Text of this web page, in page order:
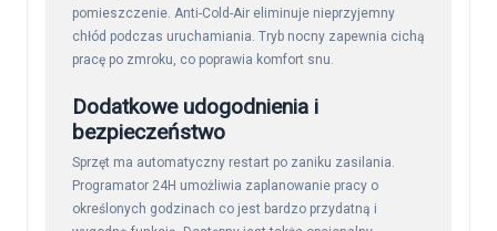
pomieszczenie. Anti-Cold-Air eliminuje nieprzyjemny
chłód podczas uruchamiania. Tryb nocny zapewnia cichą
pracę po zmroku, co poprawia komfort snu.
Dodatkowe udogodnienia i
bezpieczeństwo
Sprzęt ma automatyczny restart po zaniku zasilania.
Programator 24H umożliwia zaplanowanie pracy o
określonych godzinach co jest bardzo przydatną i